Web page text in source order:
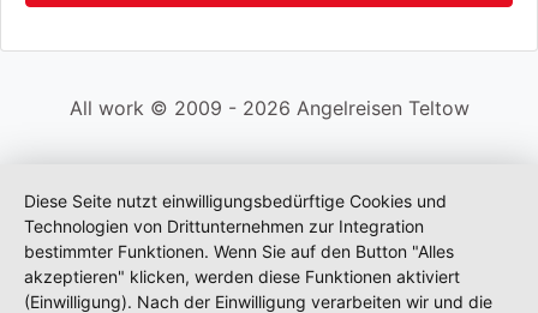
All work © 2009 - 2026 Angelreisen Teltow
Diese Seite nutzt einwilligungsbedürftige Cookies und
Technologien von Drittunternehmen zur Integration
bestimmter Funktionen. Wenn Sie auf den Button "Alles
akzeptieren" klicken, werden diese Funktionen aktiviert
(Einwilligung). Nach der Einwilligung verarbeiten wir und die